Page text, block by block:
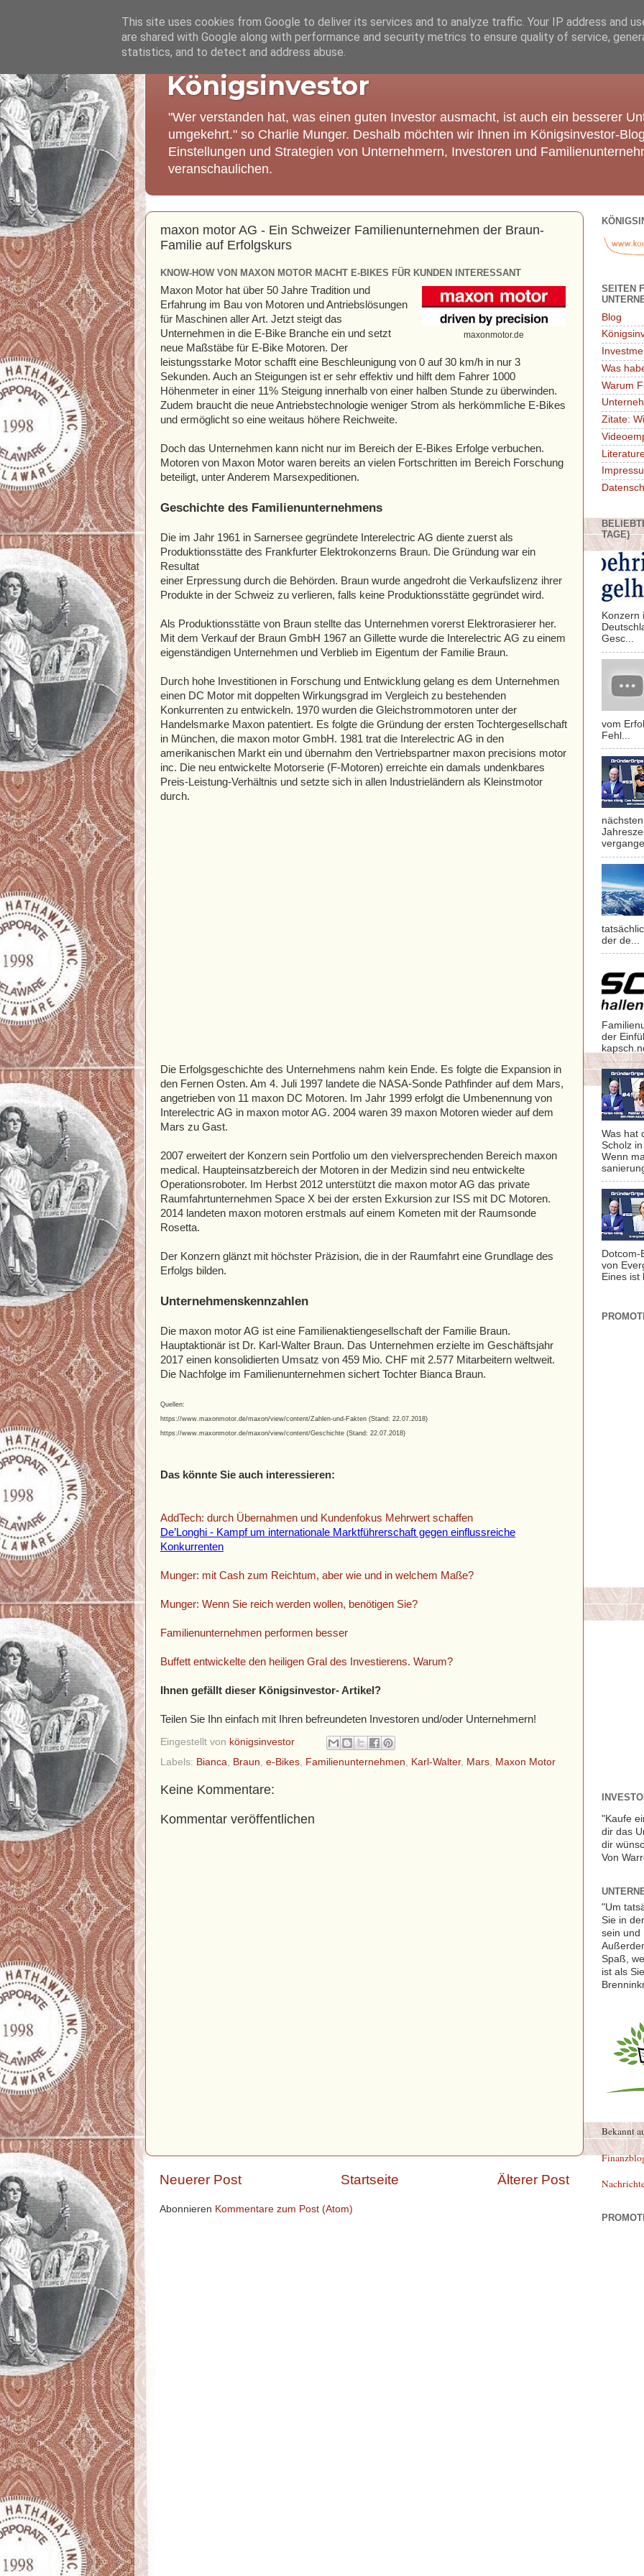
Königsinvestor
"Wer verstanden hat, was einen guten Investor ausmacht, ist auch ein besserer
umgekehrt." so Charlie Munger. Deshalb möchten wir Ihnen im Königsinvestor-
Einstellungen und Strategien von Unternehmern, Investoren und
veranschaulichen.
maxon motor AG - Ein Schweizer Familienunternehmen der Braun-
Familie auf Erfolgskurs
KNOW-HOW VON MAXON MOTOR MACHT E-BIKES FÜR KUNDEN INTERESSANT
maxonmotor.de
Maxon Motor hat über 50 Jahre Tradition und
Erfahrung im Bau von Motoren und Antriebslösungen
für Maschinen aller Art. Jetzt steigt das
Unternehmen in die E-Bike Branche ein und setzt
neue Maßstäbe für E-Bike Motoren. Der
leistungsstarke Motor schafft eine Beschleunigung von 0 auf 30 km/h in nur 3
Sekunden. Auch an Steigungen ist er sehr effektiv und hilft dem Fahrer 1000
Höhenmeter in einer 11% Steigung innerhalb von einer halben Stunde zu überwinden.
Zudem braucht die neue Antriebstechnologie weniger Strom als herkömmliche E-Bikes
und ermöglicht so eine weitaus höhere Reichweite.
Doch das Unternehmen kann nicht nur im Bereich der E-Bikes Erfolge verbuchen.
Motoren von Maxon Motor waren bereits an vielen Fortschritten im Bereich Forschung
beteiligt, unter Anderem Marsexpeditionen.
Geschichte des Familienunternehmens
Die im Jahr 1961 in Sarnersee gegründete Interelectric AG diente zuerst als
Produktionsstätte des Frankfurter Elektrokonzerns Braun. Die Gründung war ein
Resultat
einer Erpressung durch die Behörden. Braun wurde angedroht die Verkaufslizenz ihrer
Produkte in der Schweiz zu verlieren, falls keine Produktionsstätte gegründet wird.
Als Produktionsstätte von Braun stellte das Unternehmen vorerst Elektrorasierer her.
Mit dem Verkauf der Braun GmbH 1967 an Gillette wurde die Interelectric AG zu einem
eigenständigen Unternehmen und Verblieb im Eigentum der Familie Braun.
Durch hohe Investitionen in Forschung und Entwicklung gelang es dem Unternehmen
einen DC Motor mit doppelten Wirkungsgrad im Vergleich zu bestehenden
Konkurrenten zu entwickeln. 1970 wurden die Gleichstrommotoren unter der
Handelsmarke Maxon patentiert. Es folgte die Gründung der ersten Tochtergesellschaft
in München, die maxon motor GmbH. 1981 trat die Interelectric AG in den
amerikanischen Markt ein und übernahm den Vertriebspartner maxon precisions motor
inc. Die neu entwickelte Motorserie (F-Motoren) erreichte ein damals undenkbares
Preis-Leistung-Verhältnis und setzte sich in allen Industrieländern als Kleinstmotor
durch.
Die Erfolgsgeschichte des Unternehmens nahm kein Ende. Es folgte die Expansion in
den Fernen Osten. Am 4. Juli 1997 landete die NASA-Sonde Pathfinder auf dem Mars,
angetrieben von 11 maxon DC Motoren. Im Jahr 1999 erfolgt die Umbenennung von
Interelectric AG in maxon motor AG. 2004 waren 39 maxon Motoren wieder auf dem
Mars zu Gast.
2007 erweitert der Konzern sein Portfolio um den vielversprechenden Bereich maxon
medical. Haupteinsatzbereich der Motoren in der Medizin sind neu entwickelte
Operationsroboter. Im Herbst 2012 unterstützt die maxon motor AG das private
Raumfahrtunternehmen Space X bei der ersten Exkursion zur ISS mit DC Motoren.
2014 landeten maxon motoren erstmals auf einem Kometen mit der Raumsonde
Rosetta.
Der Konzern glänzt mit höchster Präzision, die in der Raumfahrt eine Grundlage des
Erfolgs bilden.
Unternehmenskennzahlen
Die maxon motor AG ist eine Familienaktiengesellschaft der Familie Braun.
Hauptaktionär ist Dr. Karl-Walter Braun. Das Unternehmen erzielte im Geschäftsjahr
2017 einen konsolidierten Umsatz von 459 Mio. CHF mit 2.577 Mitarbeitern weltweit.
Die Nachfolge im Familienunternehmen sichert Tochter Bianca Braun.
Quellen:
https://www.maxonmotor.de/maxon/view/content/Zahlen-und-Fakten (Stand: 22.07.2018)
https://www.maxonmotor.de/maxon/view/content/Geschichte (Stand: 22.07.2018)
Das könnte Sie auch interessieren:
AddTech: durch Übernahmen und Kundenfokus Mehrwert schaffen
De’Longhi - Kampf um internationale Marktführerschaft gegen einflussreiche
Konkurrenten
Munger: mit Cash zum Reichtum, aber wie und in welchem Maße?
Munger: Wenn Sie reich werden wollen, benötigen Sie?
Familienunternehmen performen besser
Buffett entwickelte den heiligen Gral des Investierens. Warum?
Ihnen gefällt dieser Königsinvestor- Artikel?
Teilen Sie Ihn einfach mit Ihren befreundeten Investoren und/oder Unternehmern!
Eingestellt von königsinvestor
Labels: Bianca, Braun, e-Bikes, Familienunternehmen, Karl-Walter, Mars, Maxon Motor
Keine Kommentare:
Kommentar veröffentlichen
Neuerer Post Älterer Post
Startseite
Abonnieren Kommentare zum Post (Atom)
SEITEN
Blog
Was
Warum
Zitate:
TAGE)
Konzern
Gesc...
vom
Fehl...
der de...
der
Was hat
Scholz
Wenn
Dotcom-
von
Eines ist
"Kaufe
dir das
dir
Von
"Um
Sie in
sein und
Spaß,
ist als
Bekannt
This site uses cookies from Google to deliver its services and to analyze traffic. Your IP address and
are shared with Google along with performance and security metrics to ensure quality of service,
statistics, and to detect and address abuse.